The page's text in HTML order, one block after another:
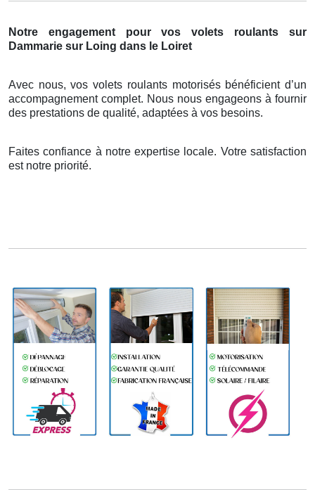
Notre engagement pour vos volets roulants sur
Dammarie sur Loing dans le Loiret
Avec nous, vos volets roulants motorisés bénéficient d’un
accompagnement complet. Nous nous engageons à fournir
des prestations de qualité, adaptées à vos besoins.
Faites confiance à notre expertise locale. Votre satisfaction
est notre priorité.